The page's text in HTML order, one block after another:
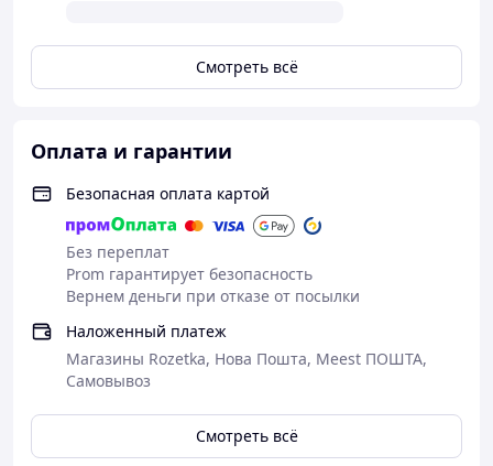
мочеточника Материал ― поливинилхлорид Кончик ―
открыт
Смотреть всё
Оплата и гарантии
Безопасная оплата картой
Без переплат
Prom гарантирует безопасность
Вернем деньги при отказе от посылки
Наложенный платеж
Магазины Rozetka, Нова Пошта, Meest ПОШТА,
Самовывоз
Смотреть всё